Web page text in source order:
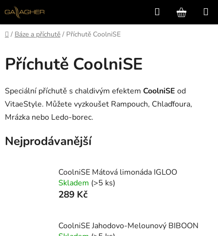
Přejít
na
obsah
Hledat
KOŠÍK
Domů
/ Báze a příchutě / Příchutě CoolniSE
Příchutě CoolniSE
Speciální příchutě s chaldivým efektem CoolniSE od
VitaeStyle. Můžete vyzkoušet Rampouch, Chlaďfoura,
Mrázka nebo Ledo-borec.
Nejprodávanější
CoolniSE Mátová limonáda IGLOO
Skladem (>5 ks)
289 Kč
CoolniSE Jahodovo-Melounový BIBOON